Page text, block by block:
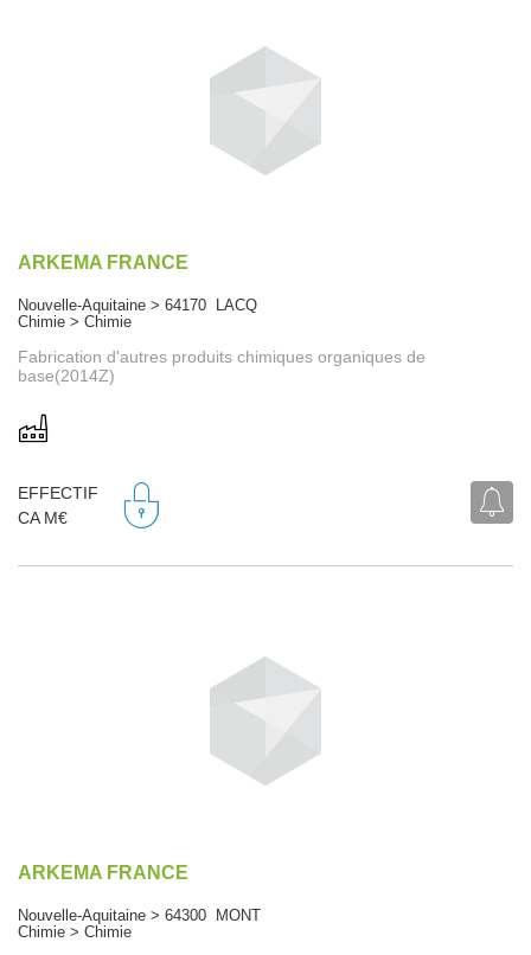
ARKEMA FRANCE
Nouvelle-Aquitaine > 64170 LACQ
Chimie > Chimie
Fabrication d'autres produits chimiques organiques de
base(2014Z)
EFFECTIF
CA M€
ARKEMA FRANCE
Nouvelle-Aquitaine > 64300 MONT
Chimie > Chimie